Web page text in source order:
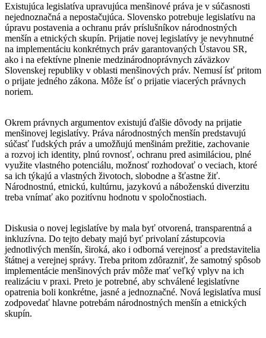
Existujúca legislatíva upravujúca menšinové práva je v súčasnosti
nejednoznačná a nepostačujúca. Slovensko potrebuje legislatívu na
úpravu postavenia a ochranu práv príslušníkov národnostných
menšín a etnických skupín. Prijatie novej legislatívy je nevyhnutné
na implementáciu konkrétnych práv garantovaných Ústavou SR,
ako i na efektívne plnenie medzinárodnoprávnych záväzkov
Slovenskej republiky v oblasti menšinových práv. Nemusí ísť pritom
o prijate jedného zákona. Môže ísť o prijatie viacerých právnych
noriem.
Okrem právnych argumentov existujú ďalšie dôvody na prijatie
menšinovej legislatívy. Práva národnostných menšín predstavujú
súčasť ľudských práv a umožňujú menšinám prežitie, zachovanie
a rozvoj ich identity, plnú rovnosť, ochranu pred asimiláciou, plné
využite vlastného potenciálu, možnosť rozhodovať o veciach, ktoré
sa ich týkajú a vlastných životoch, slobodne a šťastne žiť.
Národnostnú, etnickú, kultúrnu, jazykovú a náboženskú diverzitu
treba vnímať ako pozitívnu hodnotu v spoločnostiach.
Diskusia o novej legislatíve by mala byť otvorená, transparentná a
inkluzívna. Do tejto debaty majú byť privolaní zástupcovia
jednotlivých menšín, široká, ako i odborná verejnosť a predstavitelia
štátnej a verejnej správy. Treba pritom zdôrazniť, že samotný spôsob
implementácie menšinových práv môže mať veľký vplyv na ich
realizáciu v praxi. Preto je potrebné, aby schválené legislatívne
opatrenia boli konkrétne, jasné a jednoznačné. Nová legislatíva musí
zodpovedať hlavne potrebám národnostných menšín a etnických
skupín.